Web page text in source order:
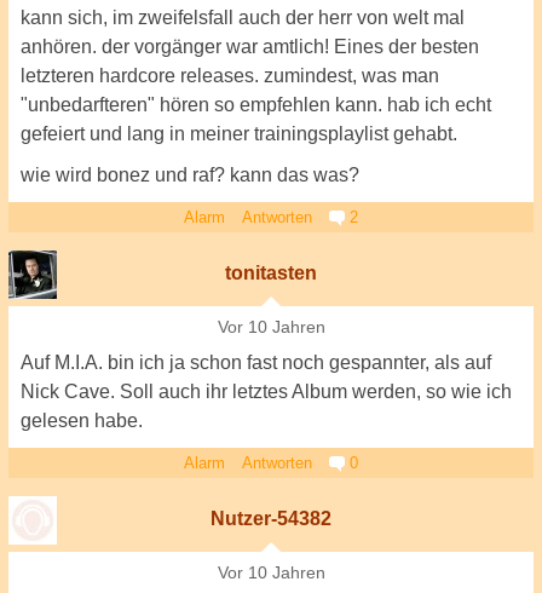
kann sich, im zweifelsfall auch der herr von welt mal
anhören. der vorgänger war amtlich! Eines der besten
letzteren hardcore releases. zumindest, was man
"unbedarfteren" hören so empfehlen kann. hab ich echt
gefeiert und lang in meiner trainingsplaylist gehabt.
wie wird bonez und raf? kann das was?
Alarm Antworten 2
tonitasten
Vor 10 Jahren
Auf M.I.A. bin ich ja schon fast noch gespannter, als auf
Nick Cave. Soll auch ihr letztes Album werden, so wie ich
gelesen habe.
Alarm Antworten 0
Nutzer-54382
Vor 10 Jahren